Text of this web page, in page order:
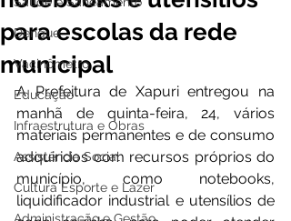
Dengue
Vacinômetro
Educação
Infraestrutura e Obras
Assistência Social
Cultura Esporte e Lazer
para escolas da rede
municipal
A Prefeitura de Xapuri entregou na
manhã de quinta-feira, 24, vários
materiais permanentes e de consumo
adquiridos com recursos próprios do
município, como notebooks,
liquidificador industrial e utensílios de